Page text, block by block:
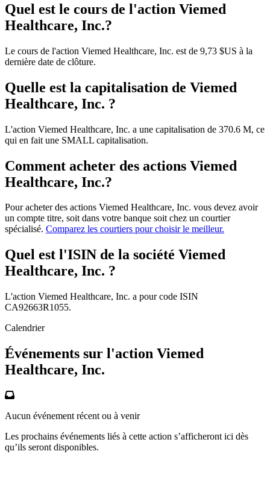
Quel est le cours de l'action Viemed
Healthcare, Inc.?
Le cours de l'action Viemed Healthcare, Inc. est de 9,73 $US à la
dernière date de clôture.
Quelle est la capitalisation de Viemed
Healthcare, Inc. ?
L'action Viemed Healthcare, Inc. a une capitalisation de 370.6 M, ce
qui en fait une SMALL capitalisation.
Comment acheter des actions Viemed
Healthcare, Inc.?
Pour acheter des actions Viemed Healthcare, Inc. vous devez avoir
un compte titre, soit dans votre banque soit chez un courtier
spécialisé. Comparez les courtiers pour choisir le meilleur.
Quel est l'ISIN de la société Viemed
Healthcare, Inc. ?
L'action Viemed Healthcare, Inc. a pour code ISIN
CA92663R1055.
Calendrier
Événements sur l'action Viemed
Healthcare, Inc.
Aucun événement récent ou à venir
Les prochains événements liés à cette action s’afficheront ici dès
qu’ils seront disponibles.